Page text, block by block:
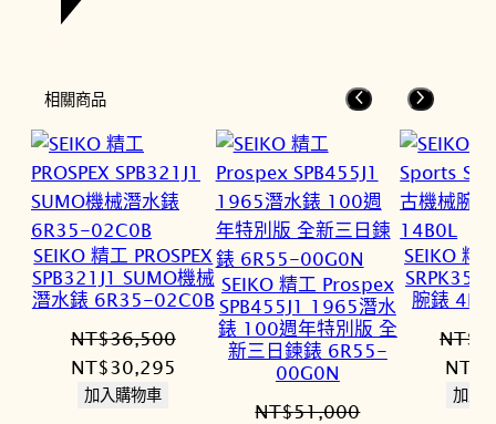
相關商品
SEIKO 精工 PROSPEX
SPB321J1 SUMO機械
潛水錶 6R35-02C0B
NT$36,500
原
始
NT$30,295
加入購物車
SEIKO 精工 Prospex
SPB455J1 1965潛水
錶 100週年特別版 全
新三日鍊錶 6R55-
00G0N
NT$51,000
SEIKO 精
腕錶
NT$
原
始
NT$
加入